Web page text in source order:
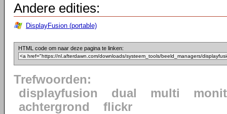
Andere edities:
DisplayFusion (portable)
HTML code om naar deze pagina te linken:
Trefwoorden:
displayfusion
dual multi
achtergrond
flickr